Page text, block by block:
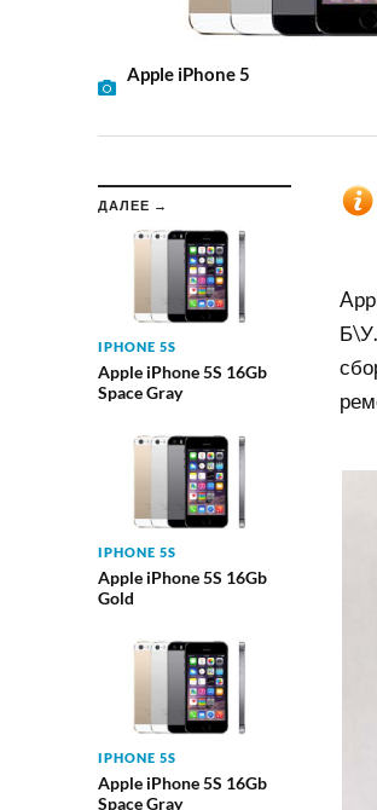
Apple iPhone 5
ДАЛЕЕ →
IPHONE 5S
Apple iPhone 5S 16Gb
Space Gray
IPHONE 5S
Apple iPhone 5S 16Gb
Gold
IPHONE 5S
Apple iPhone 5S 16Gb
Space Gray